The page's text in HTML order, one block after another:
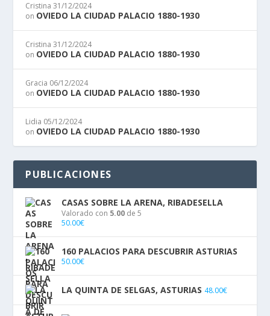
Cristina 31/12/2024
on OVIEDO LA CIUDAD PALACIO 1880-1930
Cristina 31/12/2024
on OVIEDO LA CIUDAD PALACIO 1880-1930
Gracia 06/12/2024
on OVIEDO LA CIUDAD PALACIO 1880-1930
Lidia 05/12/2024
on OVIEDO LA CIUDAD PALACIO 1880-1930
PUBLICACIONES
CASAS SOBRE LA ARENA, RIBADESELLA
Valorado con 5.00 de 5
50.00€
160 PALACIOS PARA DESCUBRIR ASTURIAS
50.00€
LA QUINTA DE SELGAS, ASTURIAS 48.00€